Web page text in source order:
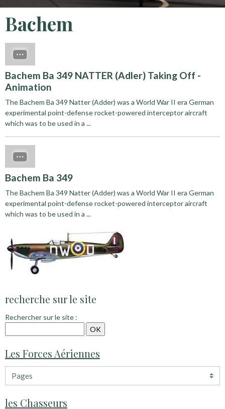
Bachem
Bachem Ba 349 NATTER (Adler) Taking Off -
Animation
The Bachem Ba 349 Natter (Adder) was a World War II era German
experimental point-defense rocket-powered interceptor aircraft
which was to be used in a ...
Bachem Ba 349
The Bachem Ba 349 Natter (Adder) was a World War II era German
experimental point-defense rocket-powered interceptor aircraft
which was to be used in a ...
recherche sur le site
Rechercher sur le site :
Les Forces Aériennes
les Chasseurs